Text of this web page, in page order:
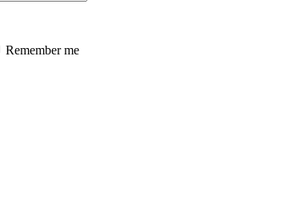
Remember me